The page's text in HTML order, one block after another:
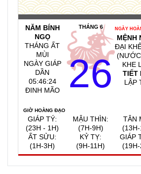
NĂM BÍNH
NGỌ
THÁNG ẤT
MÙI
NGÀY GIÁP
DẦN
05:46:25
ĐINH MÃO
THÁNG 6
26
NGÀY
MỆNH
ĐẠI
KHE
TIẾT
LẬP
GIỜ HOÀNG ĐẠO
GIÁP TÝ:
(23H - 1H)
ẤT SỬU:
(1H-3H)
MẬU THÌN:
(7H-9H)
KỶ TỴ:
(9H-11H)
TÂN
GIÁP